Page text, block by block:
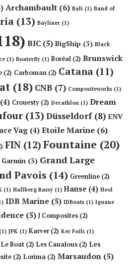
Archambault (6) Bali (1) Band of
(13) Bayliner (1)
BIC (5) BigShip (3) Black
(1) Boaterfly (1) Boréal (2) Brunswick
(2) Carboman (2) Catana (11)
(18) CNB (7) Compositeworks (1)
(4) Crouesty (2) Decathlon (1) Dream
(13) Düsseldorf(8) ENV
Vag (4) Etoile Marine (6)
FIN (12) Fountaine (20)
Garmin (3) Grand Large
Pavois (14) Greenline (2)
(1) Hallberg Rassy (1) Hanse (4) Heol
IDB Marine (5) IDBoats (1) Iguane
(5) J Composites (2)
(1) JPK (1) Karver(2) Ker Foils (1)
Le Boat (2) Les Canalous (2) Les
(2) Lorima (2) Marsaudon (5)